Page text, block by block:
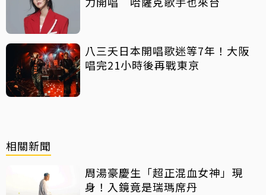
八三夭日本開唱歌迷等7年！大阪
唱完21小時後再戰東京
相關新聞
周湯豪慶生「超正混血女神」現
身！入鏡竟是瑞瑪席丹